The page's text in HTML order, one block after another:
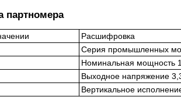
партномера
Расшифровка
Серия промышленных
Номинальная мощность
Выходное напряжение
Вертикальное